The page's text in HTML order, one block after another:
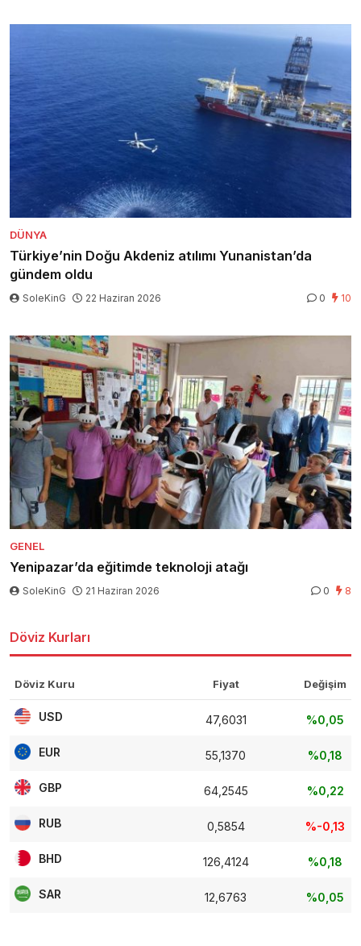
DÜNYA
Türkiye’nin Doğu Akdeniz atılımı Yunanistan’da
gündem oldu
SoleKinG 22 Haziran 2026 0 10
GENEL
Yenipazar’da eğitimde teknoloji atağı
SoleKinG 21 Haziran 2026 0 8
Döviz Kurları
Döviz Kuru Fiyat Değişim
USD 47,6031 %0,05
EUR 55,1370 %0,18
GBP 64,2545 %0,22
RUB 0,5854 %-0,13
BHD 126,4124 %0,18
SAR 12,6763 %0,05